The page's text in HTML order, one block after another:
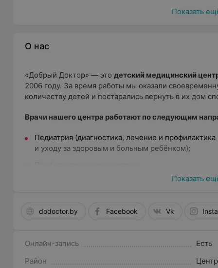
Показать
О нас
«Добрый Доктор» — этодетский медицинский
2006 году. За время работы мы оказали
количеству детей и постарались вернуть в их дом
Врачи нашего центра работают по следующим
Педиатрия (диагностика, лечение и
и уходу за здоровым и больным ребёнком);
Неврология (диагностика и лечение
Консультации по питанию;
Консультации по уходу за детьми (здоровыми и
Показать
dodoctor.by Facebook Vk
Онлайн-запись
Есть
Район